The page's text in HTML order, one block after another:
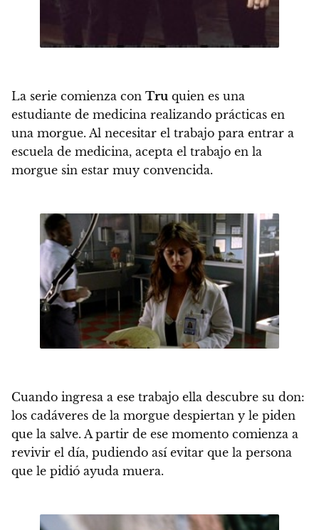
La serie comienza con Truquien es una
estudiante de medicina realizando prácticas en
una morgue. Al necesitar el trabajo para entrar a
escuela de medicina, acepta el trabajo en la
morgue sin estar muy convencida.
Cuando ingresa a ese trabajo ella descubre su don:
los cadáveres de la morgue despiertan y le piden
que la salve. A partir de ese momento comienza a
revivir el día, pudiendo así evitar que la persona
que le pidió ayuda muera.